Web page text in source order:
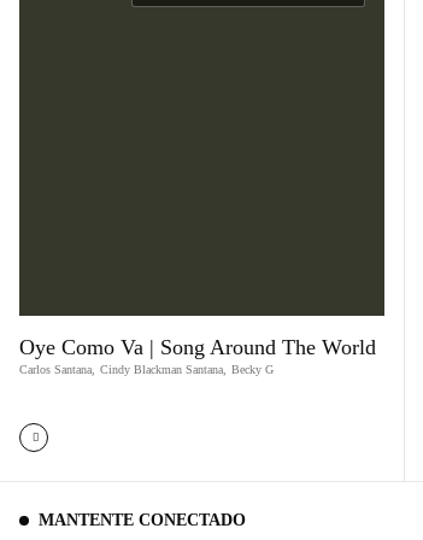
Oye Como Va | Song Around The World
Carlos Santana Cindy Blackman Santana Becky G
MANTENTE CONECTADO